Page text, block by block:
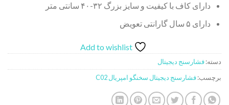
دارای کاف با کیفیت و سایز بزرگ ۳۲-۴۰ سانتی متر
دارای ۵ سال گارانتی تعویض
Add to wishlist
دسته:فشارسنج دیجیتال
برچسب:فشارسنج دیجیتال سخنگو امپریال C02